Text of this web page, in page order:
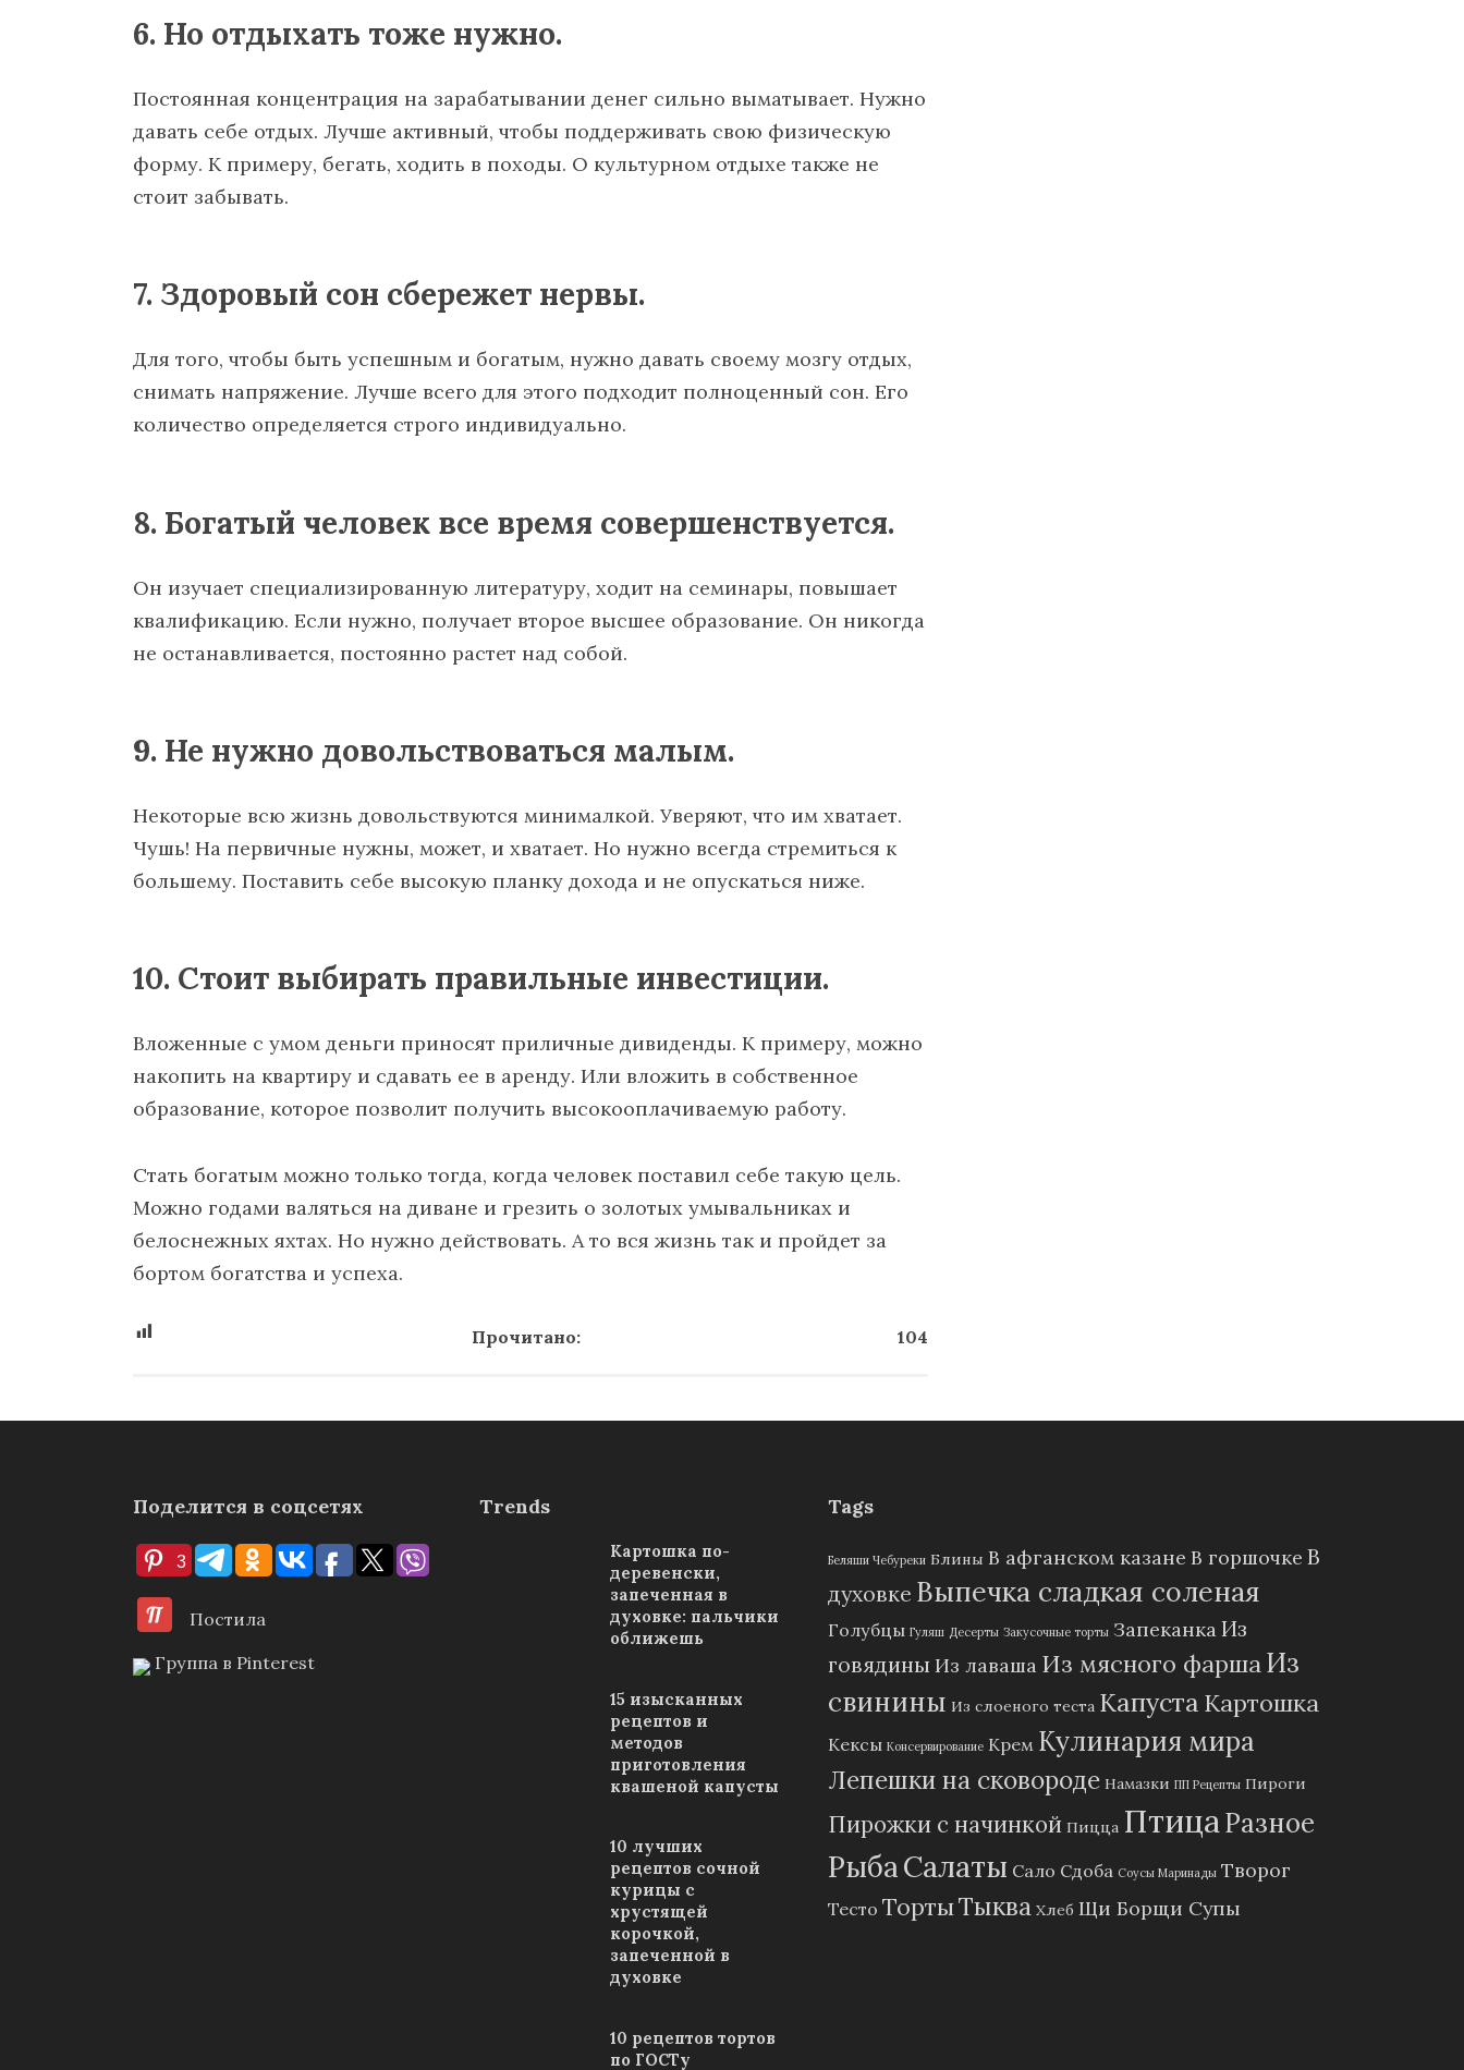
6. Но отдыхать тоже нужно.
Постоянная концентрация на зарабатывании денег сильно выматывает. Нужно
давать себе отдых. Лучше активный, чтобы поддерживать свою физическую
форму. К примеру, бегать, ходить в походы. О культурном отдыхе также не
стоит забывать.
7. Здоровый сон сбережет нервы.
Для того, чтобы быть успешным и богатым, нужно давать своему мозгу отдых,
снимать напряжение. Лучше всего для этого подходит полноценный сон. Его
количество определяется строго индивидуально.
8. Богатый человек все время совершенствуется.
Он изучает специализированную литературу, ходит на семинары, повышает
квалификацию. Если нужно, получает второе высшее образование. Он никогда
не останавливается, постоянно растет над собой.
9. Не нужно довольствоваться малым.
Некоторые всю жизнь довольствуются минималкой. Уверяют, что им хватает.
Чушь! На первичные нужны, может, и хватает. Но нужно всегда стремиться к
большему. Поставить себе высокую планку дохода и не опускаться ниже.
10. Стоит выбирать правильные инвестиции.
Вложенные с умом деньги приносят приличные дивиденды. К примеру, можно
накопить на квартиру и сдавать ее в аренду. Или вложить в собственное
образование, которое позволит получить высокооплачиваемую работу.
Стать богатым можно только тогда, когда человек поставил себе такую цель.
Можно годами валяться на диване и грезить о золотых умывальниках и
белоснежных яхтах. Но нужно действовать. А то вся жизнь так и пройдет за
бортом богатства и успеха.
Прочитано: 104
Поделится в соцсетях
3
Постила
Группа в Pinterest
Trends
Картошка по-
деревенски,
запеченная в
духовке: пальчики
оближешь
15 изысканных
рецептов и
методов
приготовления
квашеной капусты
10 лучших
рецептов сочной
курицы с
хрустящей
корочкой,
запеченной в
духовке
10 рецептов тортов
по ГОСТу
Tags
Беляши Чебуреки Блины В афганском казане В горшочке В
духовке Выпечка сладкая соленая
Голубцы Гуляш Десерты Закусочные торты ЗапеканкаИз
говядины Из лаваша Из мясного фаршаИз
свинины Из слоеного теста Капуста Картошка
Кексы Консервирование Крем Кулинария мира
Лепешки на сковороде Намазки ПП Рецепты Пироги
Пирожки с начинкой Пицца ПтицаРазное
РыбаСалаты Сало Сдоба Соусы Маринады Творог
Тесто ТортыТыква Хлеб Щи Борщи Супы